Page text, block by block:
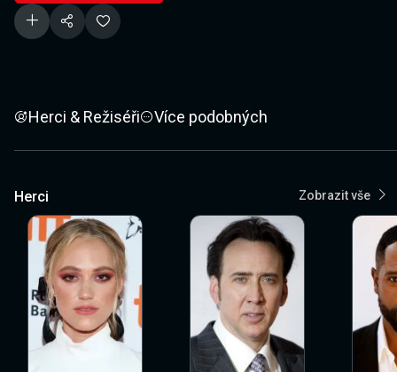
Herci & Režiséři Více podobných
Herci Zobrazit vše